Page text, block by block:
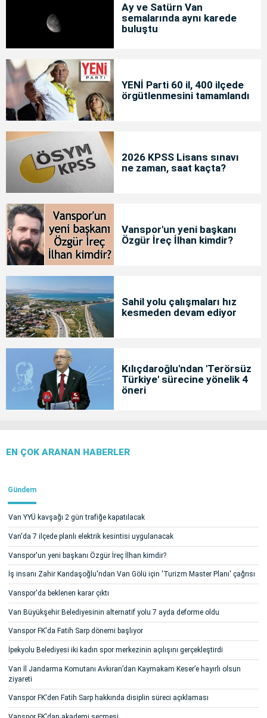
Ay ve Satürn Van
semalarında aynı karede
buluştu
YENİ Parti 60 il, 400 ilçede
örgütlenmesini tamamlandı
2026 KPSS Lisans sınavı
ne zaman, saat kaçta?
Vanspor'un yeni başkanı
Özgür İreç İlhan kimdir?
Sahil yolu çalışmaları hız
kesmeden devam ediyor
Kılıçdaroğlu'ndan 'Terörsüz
Türkiye' sürecine yönelik 4
öneri
EN ÇOK ARANAN HABERLER
Gündem
Van YYÜ kavşağı 2 gün trafiğe kapatılacak
Van'da 7 ilçede planlı elektrik kesintisi uygulanacak
Vanspor'un yeni başkanı Özgür İreç İlhan kimdir?
İş insanı Zahir Kandaşoğlu'ndan Van Gölü için 'Turizm Master Planı' çağrısı
Vanspor'da beklenen karar çıktı
Van Büyükşehir Belediyesinin alternatif yolu 7 ayda deforme oldu
Vanspor FK'da Fatih Sarp dönemi başlıyor
İpekyolu Belediyesi iki kadın spor merkezinin açılışını gerçekleştirdi
Van İl Jandarma Komutanı Avkıran’dan Kaymakam Keser’e hayırlı olsun
ziyareti
Vanspor FK'den Fatih Sarp hakkında disiplin süreci açıklaması